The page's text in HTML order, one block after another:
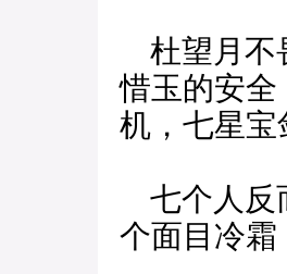
杜望月不
惜玉的安
机，七星
七个人反
个面目冷